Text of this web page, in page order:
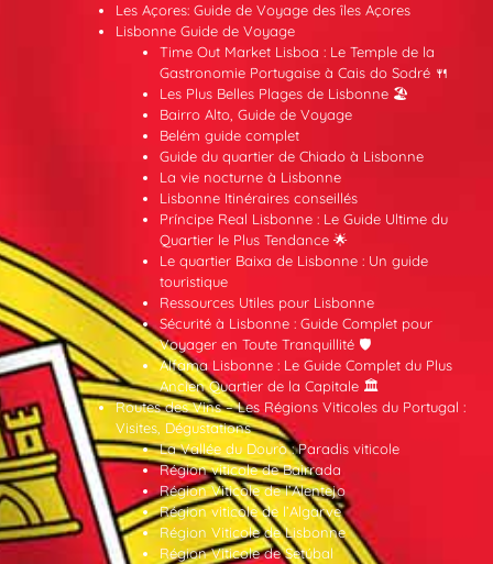
Les Açores: Guide de Voyage des îles Açores
Lisbonne Guide de Voyage
Time Out Market Lisboa : Le Temple de la
Gastronomie Portugaise à Cais do Sodré 🍴
Les Plus Belles Plages de Lisbonne 🏖️
Bairro Alto, Guide de Voyage
Belém guide complet
Guide du quartier de Chiado à Lisbonne
La vie nocturne à Lisbonne
Lisbonne Itinéraires conseillés
Príncipe Real Lisbonne : Le Guide Ultime du
Quartier le Plus Tendance 🌟
Le quartier Baixa de Lisbonne : Un guide
touristique
Ressources Utiles pour Lisbonne
Sécurité à Lisbonne : Guide Complet pour
Voyager en Toute Tranquillité 🛡️
Alfama Lisbonne : Le Guide Complet du Plus
Ancien Quartier de la Capitale 🏛️
Routes des Vins – Les Régions Viticoles du Portugal :
Visites, Dégustations
La Vallée du Douro : Paradis viticole
Région viticole de Bairrada
Région Viticole de l’Alentejo
Région viticole de l’Algarve
Région Viticole de Lisbonne
Région Viticole de Setúbal